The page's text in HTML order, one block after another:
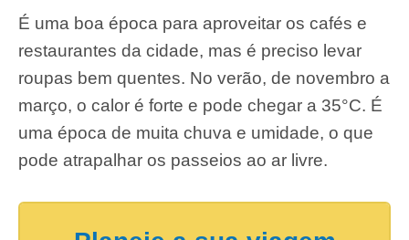
É uma boa época para aproveitar os cafés e
restaurantes da cidade, mas é preciso levar
roupas bem quentes. No verão, de novembro a
março, o calor é forte e pode chegar a 35°C. É
uma época de muita chuva e umidade, o que
pode atrapalhar os passeios ao ar livre.